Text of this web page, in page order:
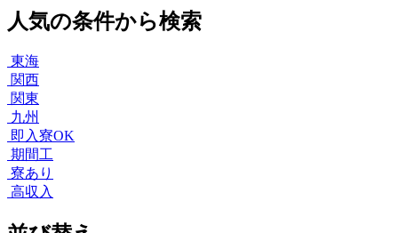
人気の条件から検索
東海
関西
関東
九州
即入寮OK
期間工
寮あり
高収入